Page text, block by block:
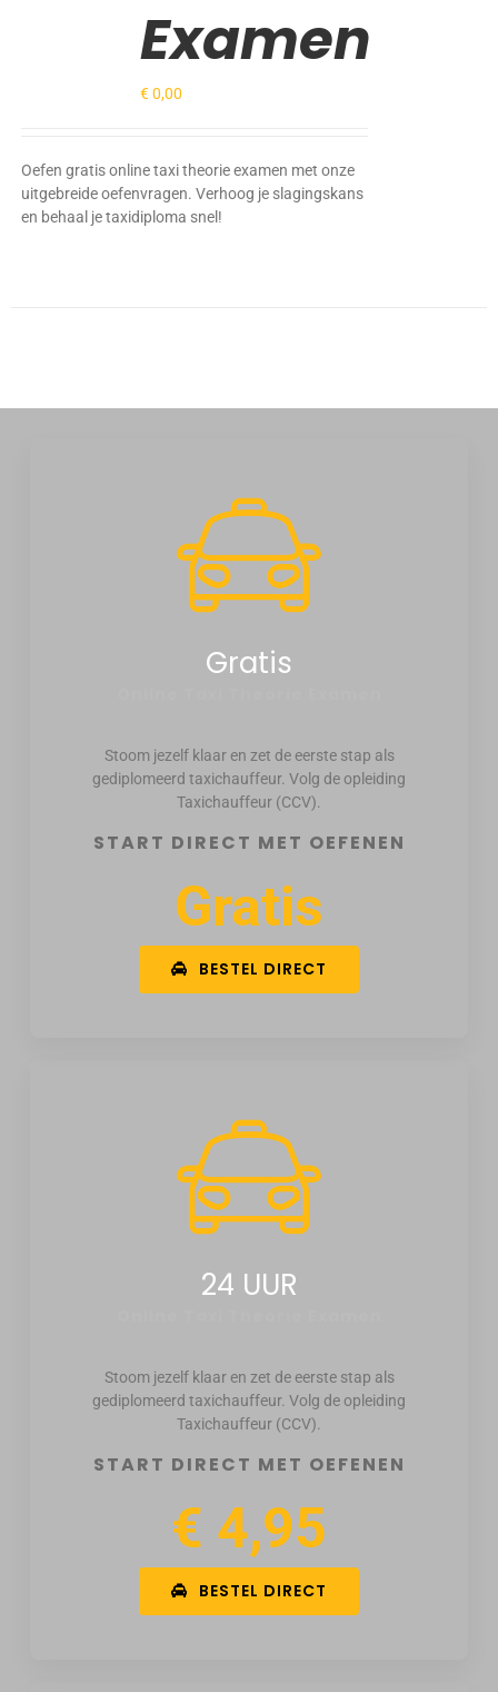
Examen
€0,00
Oefen gratis online taxi theorie examen met onze
uitgebreide oefenvragen. Verhoog je slagingskans
en behaal je taxidiploma snel!
Gratis
Stoom jezelf klaar en zet de eerste stap als
gediplomeerd taxichauffeur. Volg de opleiding
Taxichauffeur (CCV).
START DIRECT MET OEFENEN
Gratis
BESTEL DIRECT
24 UUR
Stoom jezelf klaar en zet de eerste stap als
gediplomeerd taxichauffeur. Volg de opleiding
Taxichauffeur (CCV).
START DIRECT MET OEFENEN
€ 4,95
BESTEL DIRECT